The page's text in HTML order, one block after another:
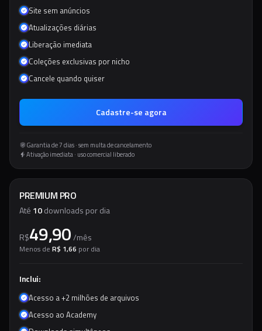
Site sem anúncios
Atualizações diárias
Liberação imediata
Coleções exclusivas por nicho
Cancele quando quiser
Cadastre-se agora
Garantia de 7 dias · sem multa de cancelamento
Ativação imediata · uso comercial liberado
PREMIUM PRO
Até 10downloads por dia
R$49,90 /mês
Menos de R$ 1,66 por dia
Inclui:
Acesso a +2 milhões de arquivos
Acesso ao Academy